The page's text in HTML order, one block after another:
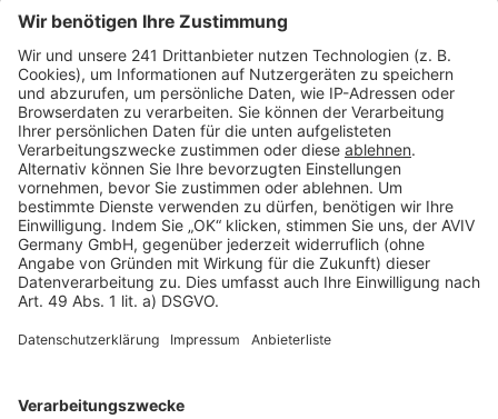
Seitenaufbau
Barrierefreiheit
Cookie Einstellungen
Rechtliches
AGB-Übersicht
Datenschutz
Impressum
Services